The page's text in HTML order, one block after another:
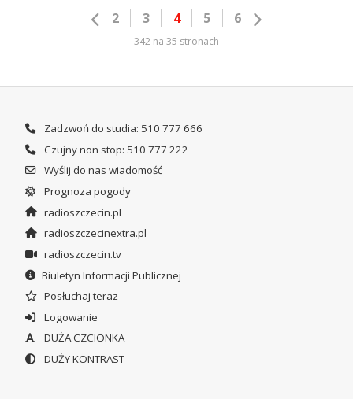
2 3 4 5 6
342 na 35 stronach
Zadzwoń do studia: 510 777 666
Czujny non stop: 510 777 222
Wyślij do nas wiadomość
Prognoza pogody
radioszczecin.pl
radioszczecinextra.pl
radioszczecin.tv
Biuletyn Informacji Publicznej
Posłuchaj teraz
Logowanie
DUŻA CZCIONKA
DUŻY KONTRAST